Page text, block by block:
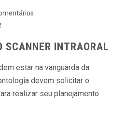
SCANNER INTRAORAL
estar na vanguarda da
devem solicitar o
realizar seu planejamento